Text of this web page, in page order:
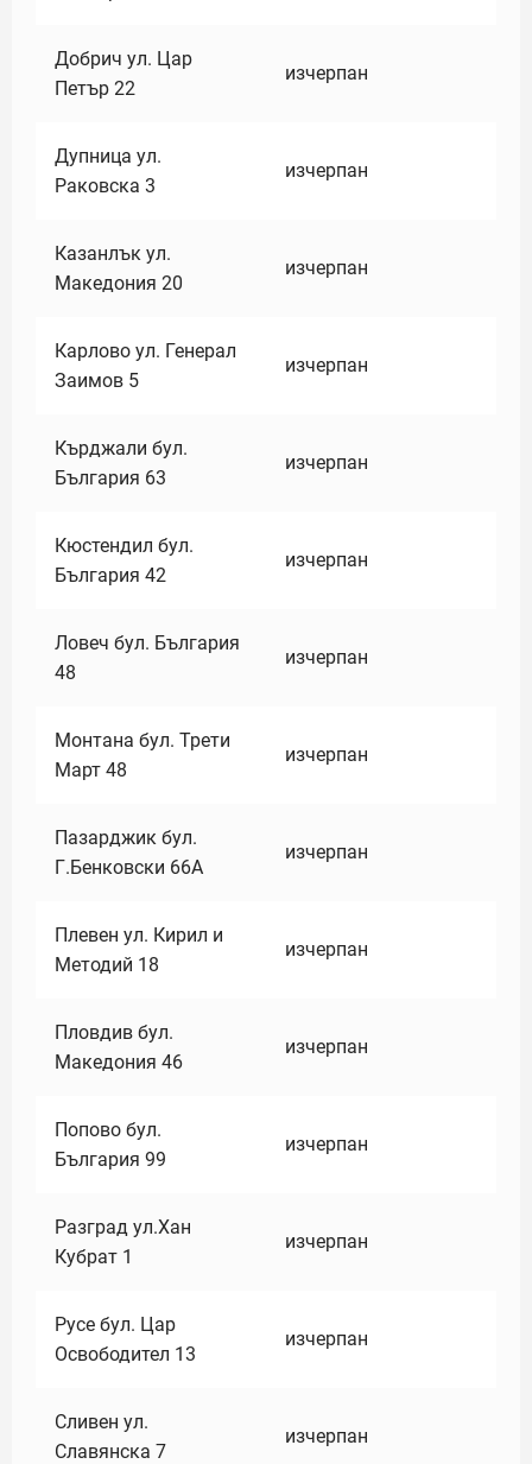
Добрич ул. Цар
Петър 22
изчерпан
Дупница ул.
Раковска 3
изчерпан
Казанлък ул.
Македония 20
изчерпан
Карлово ул. Генерал
Заимов 5
изчерпан
Кърджали бул.
България 63
изчерпан
Кюстендил бул.
България 42
изчерпан
Ловеч бул. България
48
изчерпан
Монтана бул. Трети
Март 48
изчерпан
Пазарджик бул.
Г.Бенковски 66А
изчерпан
Плевен ул. Кирил и
Методий 18
изчерпан
Пловдив бул.
Македония 46
изчерпан
Попово бул.
България 99
изчерпан
Разград ул.Хан
Кубрат 1
изчерпан
Русе бул. Цар
Освободител 13
изчерпан
Сливен ул.
Славянска 7
изчерпан